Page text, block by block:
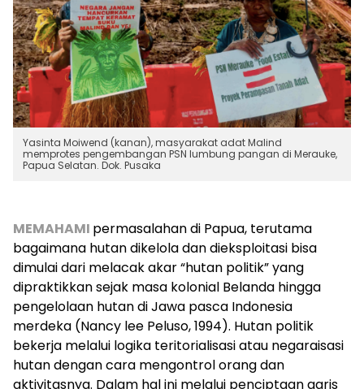
Yasinta Moiwend (kanan), masyarakat adat Malind
memprotes pengembangan PSN lumbung pangan di Merauke,
Papua Selatan. Dok. Pusaka
MEMAHAMI permasalahan di Papua, terutama
bagaimana hutan dikelola dan dieksploitasi bisa
dimulai dari melacak akar “hutan politik” yang
dipraktikkan sejak masa kolonial Belanda hingga
pengelolaan hutan di Jawa pasca Indonesia
merdeka (Nancy lee Peluso, 1994). Hutan politik
bekerja melalui logika teritorialisasi atau negaraisasi
hutan dengan cara mengontrol orang dan
aktivitasnya. Dalam hal ini melalui penciptaan garis